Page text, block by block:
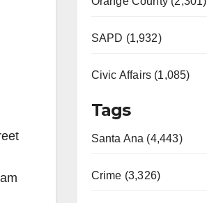
SAPD (1,932)
Civic Affairs (1,085)
Tags
Santa Ana (4,443)
Crime (3,326)